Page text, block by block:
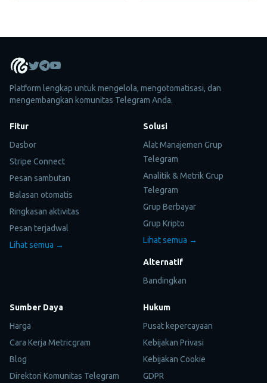
Platform lengkap untuk mengelola, mengotomatisasi, dan
mengembangkan komunitas Telegram Anda.
Fitur
Dasbor
Stripe Connect
Pesan sambutan
Balasan otomatis
Ringkasan aktivitas
Pesan terjadwal
Lihat semua →
Solusi
Alat Manajemen Grup
Telegram
Analitik & Metrik Grup
Telegram
Grup Berbayar
Grup Kripto
Lihat semua →
Alternatif
Bandingkan
Sumber Daya
Harga
Cara Kerja Metricgram
Blog
Direktori Komunitas Telegram
Hukum
Pusat kepercayaan
Kebijakan Privasi
Kebijakan Cookie
GDPR